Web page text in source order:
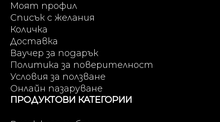
Моят профил
Списък с желания
Количка
Доставка
Ваучер за подарък
Политика за поверителност
Условия за ползване
Онлайн пазаруване
ПРОДУКТОВИ КАТЕГОРИИ